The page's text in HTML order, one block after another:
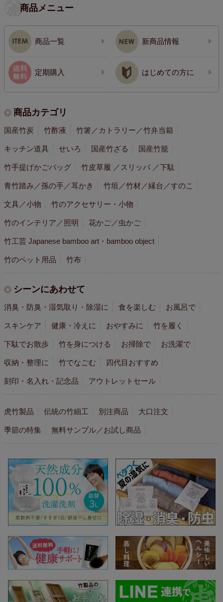
商品メニュー
商品一覧 新商品情報
定期購入 はじめての方に
商品カテゴリ
国産竹炭 竹酢液 竹箸／カトラリー／竹弁当箱
キッチン道具 せいろ 国産竹ざる 国産竹籠
竹手提げかごバッグ 竹皮草履 ／スリッパ ／下駄
青竹踏み／孫の手／耳かき 竹垣／竹材／縁台／すのこ
文具／小物 竹のアクセサリー・小物
竹のインテリア／照明 花かご／虫かご
竹工芸 Japanese bamboo art・bamboo object
竹のペット用品 竹布
シーンにあわせて
消臭・防臭・湿気取り・除湿に 食を楽しむ お風呂で
スキンケア 健康・冷えに おやすみに 竹を履く
下駄でお散歩 竹を身につける お掃除で お洗濯で
収納・整理に 竹でなごむ 四代目おすすめ
刻印・名入れ・記念品 アウトレットセール
虎竹製品 伝統の竹細工 別注商品 大口注文
季節の特集 無料サンプル／お試し商品